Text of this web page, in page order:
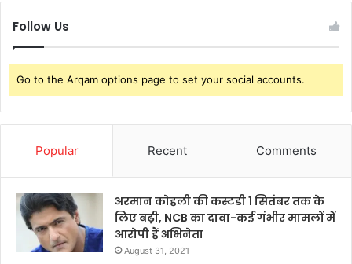
Follow Us
Go to the Arqam options page to set your social accounts.
Popular Recent Comments
अरमान कोहली की कस्टडी 1 सितंबर तक के
लिए बढ़ी, NCB का दावा-कई गंभीर मामलों में
आरोपी हैं अभिनेता
August 31, 2021